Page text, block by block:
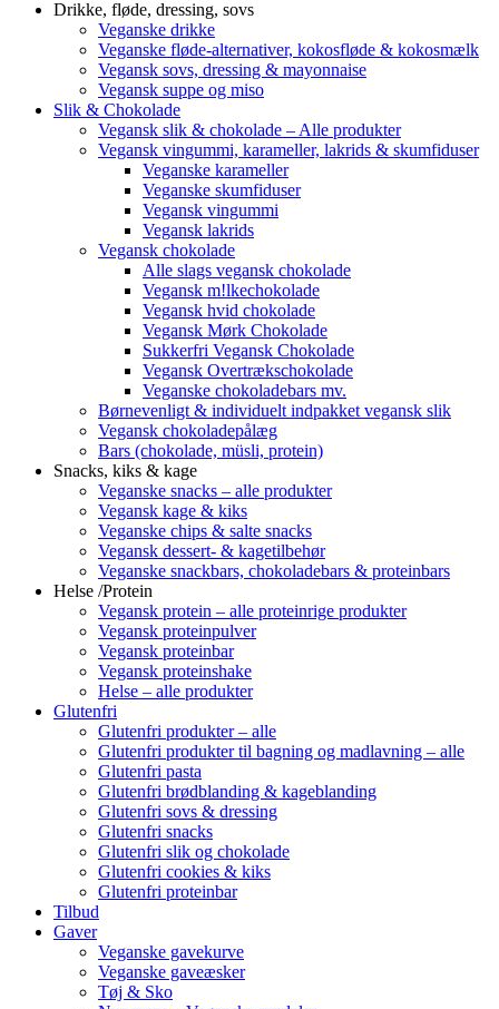
Drikke, fløde, dressing, sovs
Veganske drikke
Veganske fløde-alternativer, kokosfløde & kokosmælk
Vegansk sovs, dressing & mayonnaise
Vegansk suppe og miso
Slik & Chokolade
Vegansk slik & chokolade – Alle produkter
Vegansk vingummi, karameller, lakrids & skumfiduser
Veganske karameller
Veganske skumfiduser
Vegansk vingummi
Vegansk lakrids
Vegansk chokolade
Alle slags vegansk chokolade
Vegansk m!lkechokolade
Vegansk hvid chokolade
Vegansk Mørk Chokolade
Sukkerfri Vegansk Chokolade
Vegansk Overtrækschokolade
Veganske chokoladebars mv.
Børnevenligt & individuelt indpakket vegansk slik
Vegansk chokoladepålæg
Bars (chokolade, müsli, protein)
Snacks, kiks & kage
Veganske snacks – alle produkter
Vegansk kage & kiks
Veganske chips & salte snacks
Vegansk dessert- & kagetilbehør
Veganske snackbars, chokoladebars & proteinbars
Helse /Protein
Vegansk protein – alle proteinrige produkter
Vegansk proteinpulver
Vegansk proteinbar
Vegansk proteinshake
Helse – alle produkter
Glutenfri
Glutenfri produkter – alle
Glutenfri produkter til bagning og madlavning – alle
Glutenfri pasta
Glutenfri brødblanding & kageblanding
Glutenfri sovs & dressing
Glutenfri snacks
Glutenfri slik og chokolade
Glutenfri cookies & kiks
Glutenfri proteinbar
Tilbud
Gaver
Veganske gavekurve
Veganske gaveæsker
Tøj & Sko